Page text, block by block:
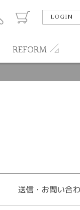
LOGIN
REFORM
送信・お問い合